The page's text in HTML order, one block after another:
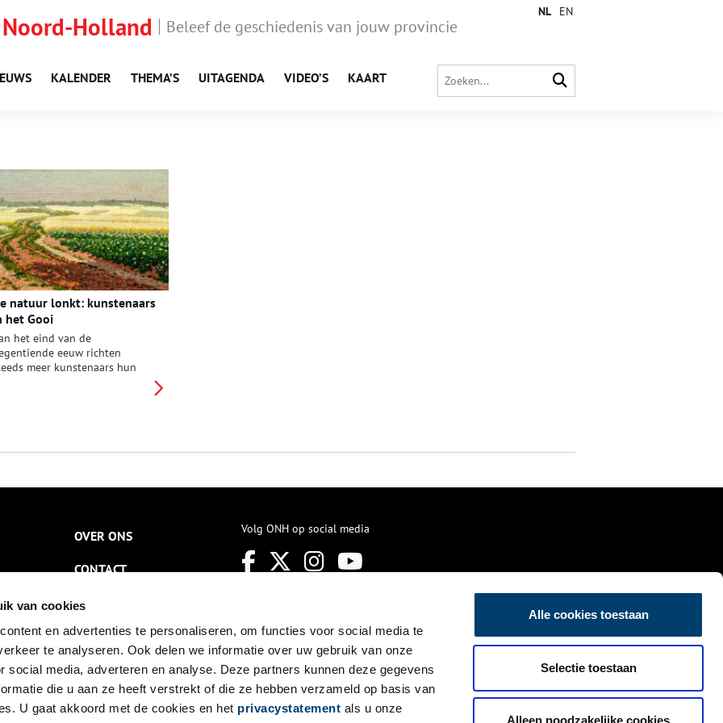
van cookies
en advertenties te personaliseren, om functies voor social media te
te analyseren. Ook delen we informatie over uw gebruik van onze
social media, adverteren en analyse. Deze partners kunnen deze gegevens
die u aan ze heeft verstrekt of die ze hebben verzameld op basis van
U gaat akkoord met de cookies en het privacystatement als u onze
Alle cookies toestaan
Selectie toestaan
Alleen noodzakelijke cookies
Holland Beleef de geschiedenis van jouw provincie
KALENDER THEMA’S UITAGENDA VIDEO’S KAART
NL EN
natuur lonkt: kunstenaars
het Gooi
het eind van de
eeuw richten
meer kunstenaars hun
landschappen en
als het eenvoudige leven van
OVER ONS
CONTACT
NIEUWSBRIEF
DISCLAIMER
PRIVACY
TOEGANKELIJKHEID
Volg ONH op social media